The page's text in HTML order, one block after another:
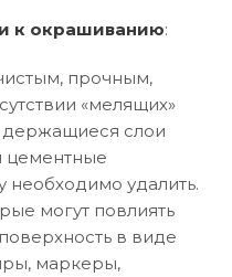
к окрашиванию:
прочным,
«мелящих»
держащиеся слои
цементные
необходимо удалить.
могут повлиять
в виде
маркеры,